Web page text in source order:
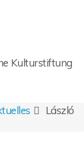
Kulturstiftung
László